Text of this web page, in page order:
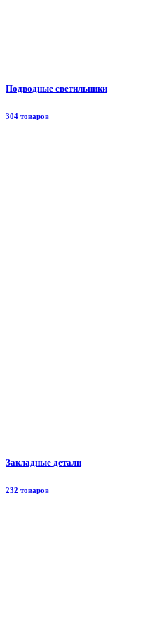
Подводные светильники
304 товаров
Закладные детали
232 товаров